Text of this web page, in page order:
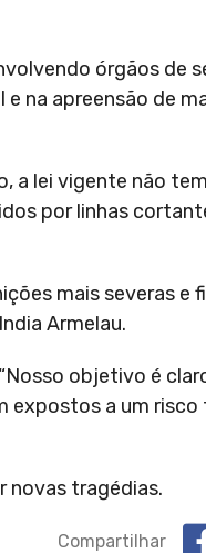
órgãos de
na apreensão de
a lei vigente não
por linhas
mais severas
Armelau.
objetivo é
expostos a um
novas tragédias.
Compartilhar